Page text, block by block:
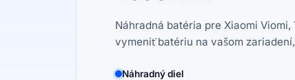
Náhradná batéria pre Xiaomi
vymeniť batériu na vašom
Náhradný diel